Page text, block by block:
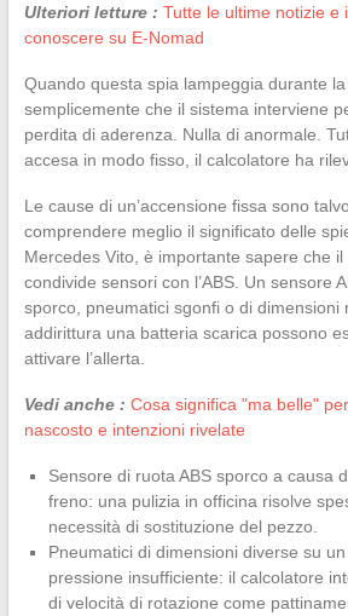
Ulteriori letture : Tutte le ultime notizie e
conoscere su E-Nomad
Quando questa spia lampeggia durante
semplicemente che il sistema interviene
perdita di aderenza. Nulla di anormale.
accesa in modo fisso, il calcolatore ha
Le cause di un’accensione fissa sono
comprendere meglio il significato delle
Mercedes Vito, è importante sapere che il
condivide sensori con l’ABS. Un sensore
sporco, pneumatici sgonfi o di dimensioni
addirittura una batteria scarica possono
attivare l’allerta.
Vedi anche : Cosa significa "ma belle"
nascosto e intenzioni rivelate
Sensore di ruota ABS sporco a causa
freno: una pulizia in officina risolve
necessità di sostituzione del pezzo.
Pneumatici di dimensioni diverse su
pressione insufficiente: il calcolatore
di velocità di rotazione come